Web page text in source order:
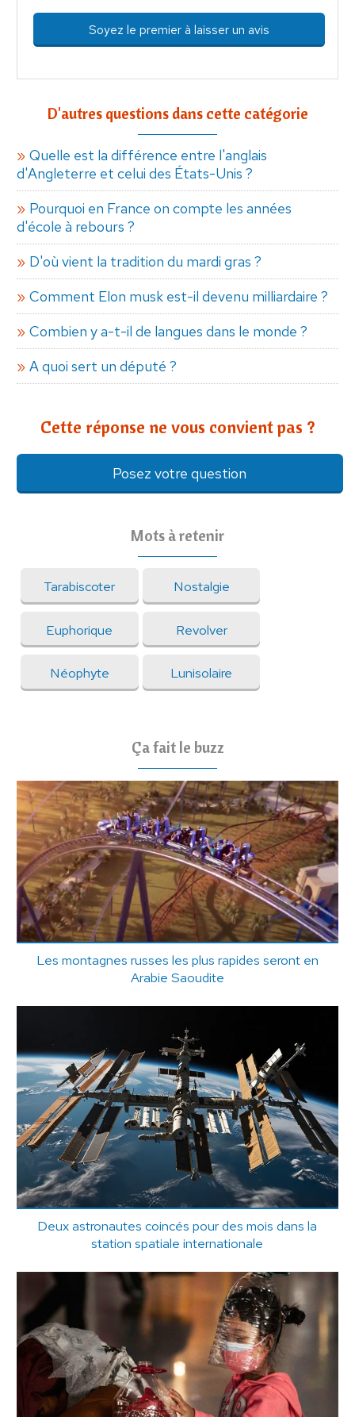
Soyez le premier à laisser un avis
D'autres questions dans cette catégorie
Quelle est la différence entre l'anglais
d'Angleterre et celui des États-Unis ?
Pourquoi en France on compte les années
d'école à rebours ?
D'où vient la tradition du mardi gras ?
Comment Elon musk est-il devenu milliardaire ?
Combien y a-t-il de langues dans le monde ?
A quoi sert un député ?
Cette réponse ne vous convient pas ?
Posez votre question
Mots à retenir
Tarabiscoter Nostalgie
Euphorique Revolver
Néophyte Lunisolaire
Ça fait le buzz
Les montagnes russes les plus rapides seront en
Arabie Saoudite
Deux astronautes coincés pour des mois dans la
station spatiale internationale